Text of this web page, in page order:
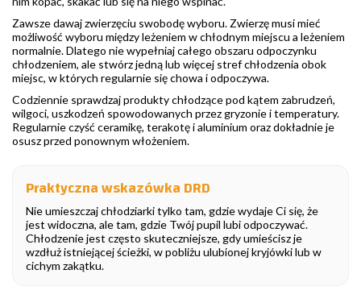
Zawsze dawaj zwierzęciu swobodę wyboru. Zwierzę musi mieć
możliwość wyboru między leżeniem w chłodnym miejscu a leżeniem
normalnie. Dlatego nie wypełniaj całego obszaru odpoczynku
chłodzeniem, ale stwórz jedną lub więcej stref chłodzenia obok
miejsc, w których regularnie się chowa i odpoczywa.
Codziennie sprawdzaj produkty chłodzące pod kątem zabrudzeń,
wilgoci, uszkodzeń spowodowanych przez gryzonie i temperatury.
Regularnie czyść ceramikę, terakotę i aluminium oraz dokładnie je
osusz przed ponownym włożeniem.
Praktyczna wskazówka DRD
Nie umieszczaj chłodziarki tylko tam, gdzie wydaje Ci się, że
jest widoczna, ale tam, gdzie Twój pupil lubi odpoczywać.
Chłodzenie jest często skuteczniejsze, gdy umieścisz je
wzdłuż istniejącej ścieżki, w pobliżu ulubionej kryjówki lub w
cichym zakątku.